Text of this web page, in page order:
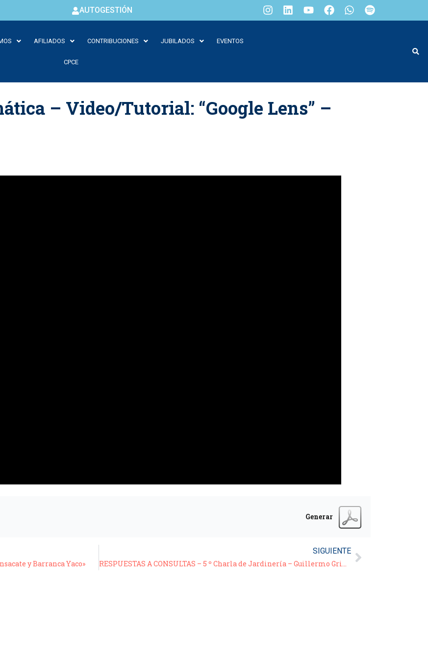
AUTOGESTIÓN
AFILIADOS CONTRIBUCIONES JUBILADOS EVENTOS
CPCE
– Video/Tutorial: “Google Lens” –
Generar
y Barranca Yaco»
SIGUIENTE
RESPUESTAS A CONSULTAS – 5 º Charla de Jardinería – Guillermo Grimoldi